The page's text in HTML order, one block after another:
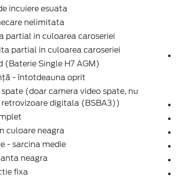
incuiere esuata
nelimitata
partial in culoarea caroseriei
partial in culoarea caroseriei
(Baterie Single H7 AGM)
- întotdeauna oprit
(doar camera video spate, nu
digitala (BSBA3))
culoare neagra
- sarcina medie
neagra
fixa